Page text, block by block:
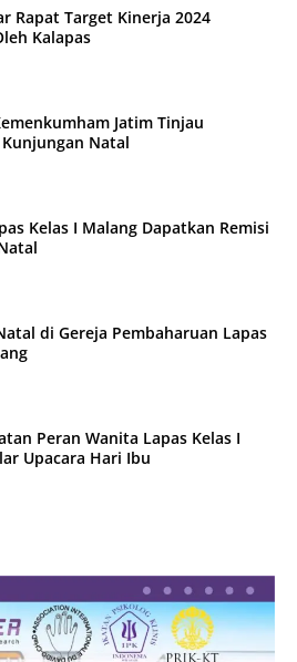
Rapat Target Kinerja 2024
Kalapas
Jatim Tinjau
Natal
Kelas I Malang Dapatkan Remisi
di Gereja Pembaharuan Lapas
Peran Wanita Lapas Kelas I
Upacara Hari Ibu